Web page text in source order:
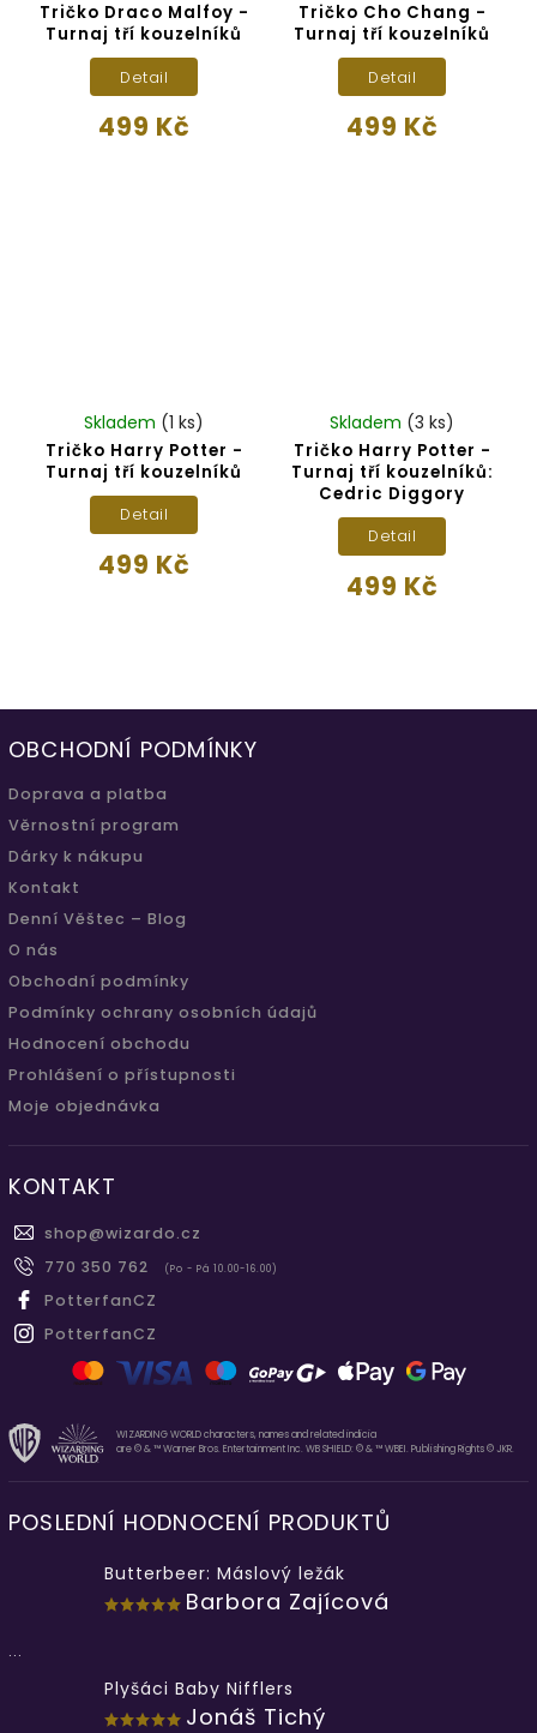
Tričko Draco Malfoy -
Turnaj tří kouzelníků
499 Kč
Detail
Tričko Cho Chang -
Turnaj tří kouzelníků
499 Kč
Detail
Tričko Harry Potter -
Turnaj tří kouzelníků
Skladem (1 ks)
499 Kč
Detail
Tričko Harry Potter -
Turnaj tří kouzelníků:
Cedric Diggory
Skladem (3 ks)
499 Kč
Detail
OBCHODNÍ PODMÍNKY
Doprava a platba
Věrnostní program
Dárky k nákupu
Kontakt
Denní Věštec – Blog
O nás
Obchodní podmínky
Podmínky ochrany osobních údajů
Hodnocení obchodu
Prohlášení o přístupnosti
Moje objednávka
KONTAKT
shop@wizardo.cz
770 350 762
(Po - Pá 10.00-16.00)
PotterfanCZ
PotterfanCZ
WIZARDING WORLD characters, names and related indicia
are © & ™ Warner Bros. Entertainment Inc. WB SHIELD: © & ™ WBEI. Publishing Rights © JKR.
POSLEDNÍ HODNOCENÍ PRODUKTŮ
Butterbeer: Máslový ležák
Barbora Zajícová
...
Plyšáci Baby Nifflers
Jonáš Tichý